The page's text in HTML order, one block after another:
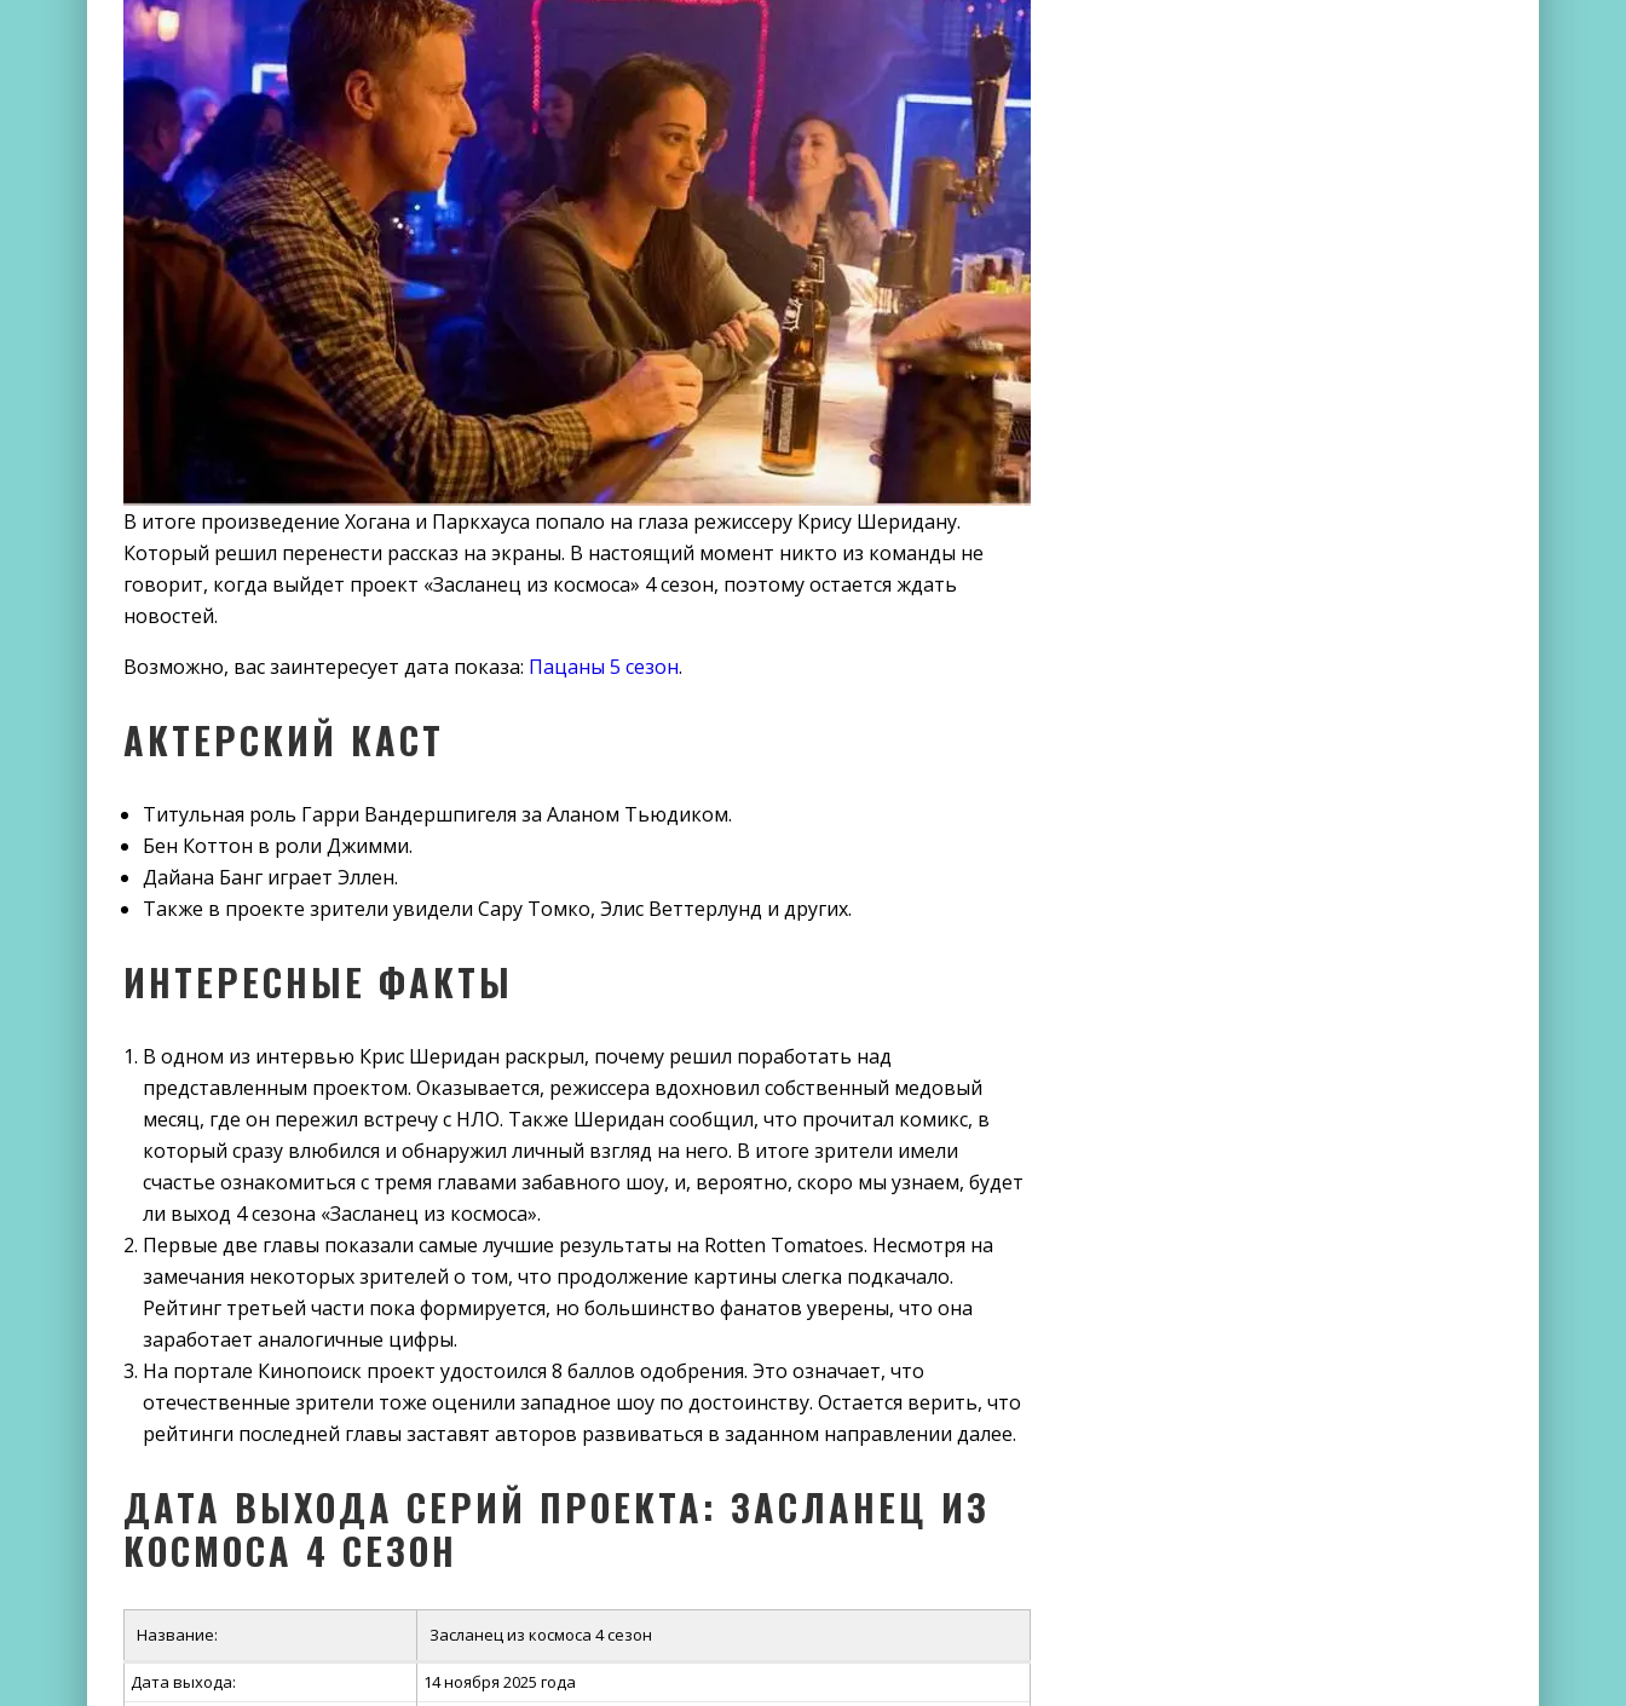
В итоге произведение Хогана и Паркхауса попало на глаза режиссеру Крису Шеридану.
Который решил перенести рассказ на экраны. В настоящий момент никто из команды не
говорит, когда выйдет проект «Засланец из космоса» 4 сезон, поэтому остается ждать
новостей.
Возможно, вас заинтересует дата показа: Пацаны 5 сезон.
АКТЕРСКИЙ КАСТ
Титульная роль Гарри Вандершпигеля за Аланом Тьюдиком.
Бен Коттон в роли Джимми.
Дайана Банг играет Эллен.
Также в проекте зрители увидели Сару Томко, Элис Веттерлунд и других.
ИНТЕРЕСНЫЕ ФАКТЫ
В одном из интервью Крис Шеридан раскрыл, почему решил поработать над
представленным проектом. Оказывается, режиссера вдохновил собственный медовый
месяц, где он пережил встречу с НЛО. Также Шеридан сообщил, что прочитал комикс, в
который сразу влюбился и обнаружил личный взгляд на него. В итоге зрители имели
счастье ознакомиться с тремя главами забавного шоу, и, вероятно, скоро мы узнаем, будет
ли выход 4 сезона «Засланец из космоса».
Первые две главы показали самые лучшие результаты на Rotten Tomatoes. Несмотря на
замечания некоторых зрителей о том, что продолжение картины слегка подкачало.
Рейтинг третьей части пока формируется, но большинство фанатов уверены, что она
заработает аналогичные цифры.
На портале Кинопоиск проект удостоился 8 баллов одобрения. Это означает, что
отечественные зрители тоже оценили западное шоу по достоинству. Остается верить, что
рейтинги последней главы заставят авторов развиваться в заданном направлении далее.
ДАТА ВЫХОДА СЕРИЙ ПРОЕКТА: ЗАСЛАНЕЦ ИЗ
КОСМОСА 4 СЕЗОН
Название: Засланец из космоса 4 сезон
Дата выхода: 14 ноября 2025 года